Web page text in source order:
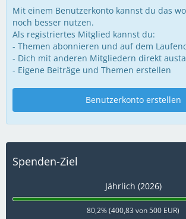
Mit einem Benutzerkonto kannst du das
noch besser nutzen.
Als registriertes Mitglied kannst du:
- Themen abonnieren und auf dem
- Dich mit anderen Mitgliedern direkt
- Eigene Beiträge und Themen erstellen
Benutzerkonto erstellen
Spenden-Ziel
Jährlich (2026)
80,2% (400,83 von 500 EUR)